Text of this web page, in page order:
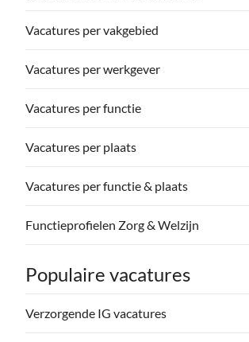
Vacatures per vakgebied
Vacatures per werkgever
Vacatures per functie
Vacatures per plaats
Vacatures per functie & plaats
Functieprofielen Zorg & Welzijn
Populaire vacatures
Verzorgende IG vacatures